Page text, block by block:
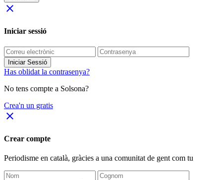
close
Iniciar sessió
Iniciar Sessió
Has oblidat la contrasenya?
No tens compte a Solsona?
Crea'n un gratis
close
Crear compte
Periodisme en català, gràcies a una comunitat de gent com tu